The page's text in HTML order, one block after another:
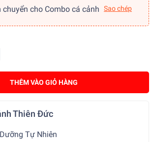
chuyển cho Combo cá cảnh Sao chép
THÊM VÀO GIỎ HÀNG
Thiên Đức
Tự Nhiên